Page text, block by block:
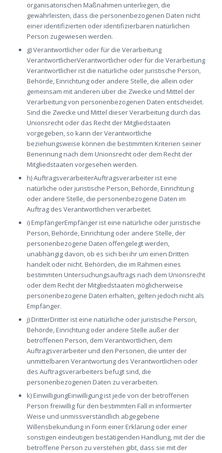
organisatorischen Maßnahmen unterliegen, die
gewährleisten, dass die personenbezogenen Daten nicht
einer identifizierten oder identifizierbaren natürlichen
Person zugewiesen werden.
g) Verantwortlicher oder für die Verarbeitung
VerantwortlicherVerantwortlicher oder für die Verarbeitung
Verantwortlicher ist die natürliche oder juristische Person,
Behörde, Einrichtung oder andere Stelle, die allein oder
gemeinsam mit anderen über die Zwecke und Mittel der
Verarbeitung von personenbezogenen Daten entscheidet.
Sind die Zwecke und Mittel dieser Verarbeitung durch das
Unionsrecht oder das Recht der Mitgliedstaaten
vorgegeben, so kann der Verantwortliche
beziehungsweise können die bestimmten Kriterien seiner
Benennung nach dem Unionsrecht oder dem Recht der
Mitgliedstaaten vorgesehen werden.
h) AuftragsverarbeiterAuftragsverarbeiter ist eine
natürliche oder juristische Person, Behörde, Einrichtung
oder andere Stelle, die personenbezogene Daten im
Auftrag des Verantwortlichen verarbeitet.
i) EmpfängerEmpfänger ist eine natürliche oder juristische
Person, Behörde, Einrichtung oder andere Stelle, der
personenbezogene Daten offengelegt werden,
unabhängig davon, ob es sich bei ihr um einen Dritten
handelt oder nicht. Behörden, die im Rahmen eines
bestimmten Untersuchungsauftrags nach dem Unionsrecht
oder dem Recht der Mitgliedstaaten möglicherweise
personenbezogene Daten erhalten, gelten jedoch nicht als
Empfänger.
j) DritterDritter ist eine natürliche oder juristische Person,
Behörde, Einrichtung oder andere Stelle außer der
betroffenen Person, dem Verantwortlichen, dem
Auftragsverarbeiter und den Personen, die unter der
unmittelbaren Verantwortung des Verantwortlichen oder
des Auftragsverarbeiters befugt sind, die
personenbezogenen Daten zu verarbeiten.
k) EinwilligungEinwilligung ist jede von der betroffenen
Person freiwillig für den bestimmten Fall in informierter
Weise und unmissverständlich abgegebene
Willensbekundung in Form einer Erklärung oder einer
sonstigen eindeutigen bestätigenden Handlung, mit der die
betroffene Person zu verstehen gibt, dass sie mit der